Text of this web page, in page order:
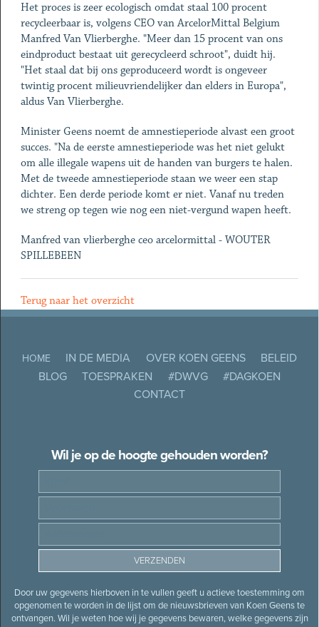
Het proces is zeer ecologisch omdat staal 100 procent
recycleerbaar is, volgens CEO van ArcelorMittal Belgium
Manfred Van Vlierberghe. "Meer dan 15 procent van ons
eindproduct bestaat uit gerecycleerd schroot", duidt hij.
"Het staal dat bij ons geproduceerd wordt is ongeveer
twintig procent milieuvriendelijker dan elders in Europa",
aldus Van Vlierberghe.
Minister Geens noemt de amnestieperiode alvast een groot
succes. "Na de eerste amnestieperiode was het niet gelukt
om alle illegale wapens uit de handen van burgers te halen.
Met de tweede amnestieperiode staan we weer een stap
dichter. Een derde periode komt er niet. Vanaf nu treden
we streng op tegen wie nog een niet-vergund wapen heeft.
Manfred van vlierberghe ceo arcelormittal - WOUTER
SPILLEBEEN
Terug naar het overzicht
HOME IN DE MEDIA OVER KOEN GEENS
BELEID
BLOG
TOESPRAKEN #DWVG
#DAGKOEN
CONTACT
Wil je op de hoogte gehouden worden?
Door uw gegevens hierboven in te vullen geeft u actieve toestemming om
opgenomen te worden in de lijst om de nieuwsbrieven van Koen Geens te
ontvangen. Wil je weten hoe wij je gegevens bewaren, welke gegevens zijn